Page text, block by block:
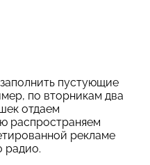
пустующие
по вторникам два
отдаем
распространяем
рекламе
радио.